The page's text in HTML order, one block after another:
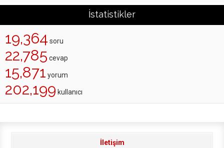
İstatistikler
19,364 soru
22,785 cevap
15,871 yorum
202,199 kullanıcı
İletişim